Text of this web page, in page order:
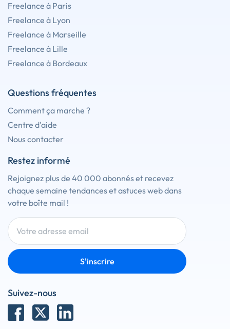
Freelance à Paris
Freelance à Lyon
Freelance à Marseille
Freelance à Lille
Freelance à Bordeaux
Questions fréquentes
Comment ça marche ?
Centre d'aide
Nous contacter
Restez informé
Rejoignez plus de 40 000 abonnés et recevez
chaque semaine tendances et astuces web dans
votre boîte mail !
S'inscrire
Suivez-nous